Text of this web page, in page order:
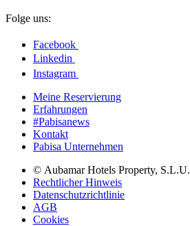
Folge uns:
Facebook
Linkedin
Instagram
Meine Reservierung
Erfahrungen
#Pabisanews
Kontakt
Pabisa Unternehmen
© Aubamar Hotels Property, S.L.U.
Rechtlicher Hinweis
Datenschutzrichtlinie
AGB
Cookies